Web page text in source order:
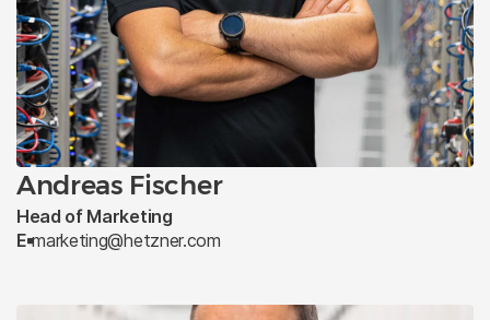
Produkte
Hetzner präsentiert neue Webhosting-
Pakete für maximale Performance und
Flexibilität
Andreas Fischer
Head of Marketing
E marketing@hetzner.com